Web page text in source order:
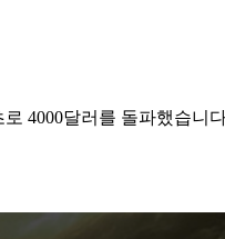
4000달러를 돌파했습니